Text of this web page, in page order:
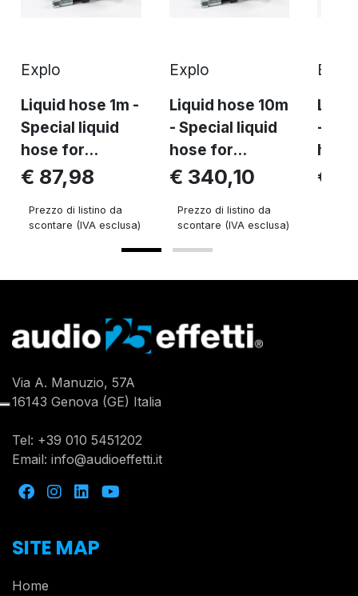
Explo
Liquid hose 1m -
Special liquid
hose for...
€ 87,98
Prezzo di listino da
scontare (IVA esclusa)
Explo
Liquid hose 10m
- Special liquid
hose for...
€ 340,10
Prezzo di listino da
scontare (IVA esclusa)
Explo
-
€
Via A. Manuzio, 57A
16143 Genova (GE) Italia
Tel: +39 010 5451202
Email: info@audioeffetti.it
SITE MAP
Home